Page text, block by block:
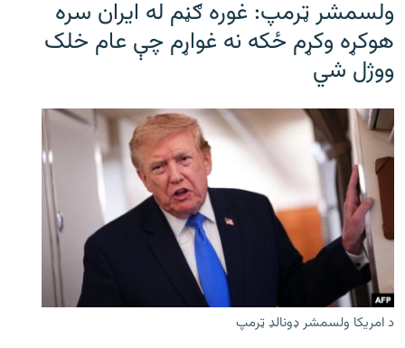
ولسمشر ټرمپ: غوره ګڼم له ایران سره
هوکړه وکړم ځکه نه غواړم چې عام خلک
ووژل شي
د امریکا ولسمشر ډونالډ ټرمپ